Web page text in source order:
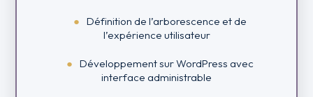
Définition de l’arborescence et de
l’expérience utilisateur
Développement sur WordPress avec
interface administrable